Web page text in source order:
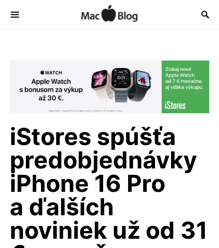
iStores spúšťa
predobjednávky
iPhone 16 Pro
a ďalších
noviniek už od 31